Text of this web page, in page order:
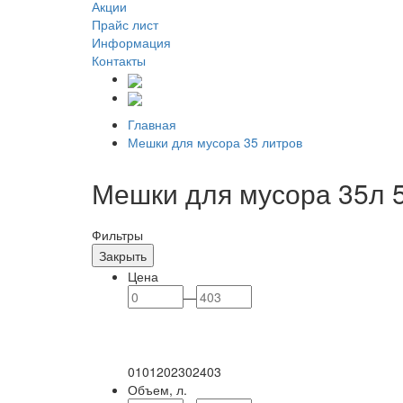
Акции
Прайс лист
Информация
Контакты
Главная
Мешки для мусора 35 литров
Мешки для мусора 35л
Фильтры
Закрыть
Цена
—
0101202302403
Объем, л.